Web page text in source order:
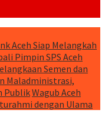
Aceh Siap Melangkah
Pimpin SPS Aceh
Semen dan
Maladministrasi,
PublikWagub Aceh
dengan Ulama